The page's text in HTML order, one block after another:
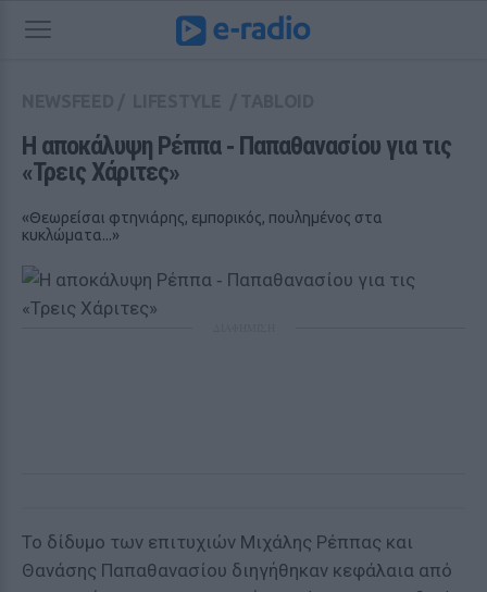
Η αποκάλυψη Ρέππα ‑ Παπαθανασίου για τις
«Τρεις Χάριτες»
«Θεωρείσαι φτηνιάρης, εμπορικός, πουλημένος στα
κυκλώματα...»
Το δίδυμο των επιτυχιών Μιχάλης Ρέππας και
Θανάσης Παπαθανασίου διηγήθηκαν κεφάλαια από